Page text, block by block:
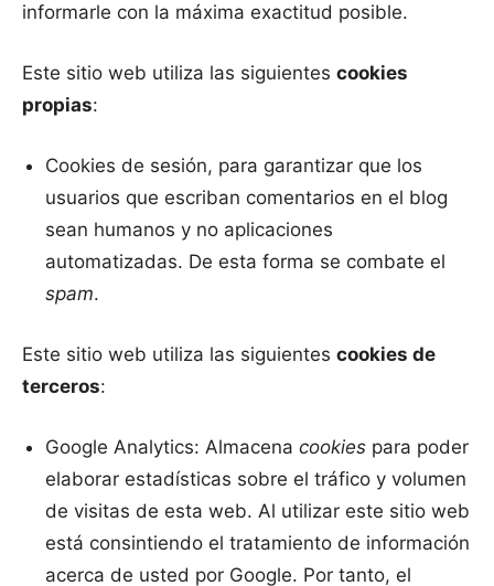
informarle con la máxima exactitud posible.
Este sitio web utiliza las siguientes cookies
propias:
Cookies de sesión, para garantizar que los
usuarios que escriban comentarios en el blog
sean humanos y no aplicaciones
automatizadas. De esta forma se combate el
spam.
Este sitio web utiliza las siguientes cookies de
terceros:
Google Analytics: Almacena cookies para poder
elaborar estadísticas sobre el tráfico y volumen
de visitas de esta web. Al utilizar este sitio web
está consintiendo el tratamiento de información
acerca de usted por Google. Por tanto, el